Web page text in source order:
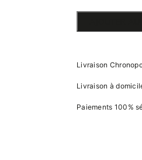
DE BOITE
4 JEUX DE
Livraison
Livraison à
Paiements 100%